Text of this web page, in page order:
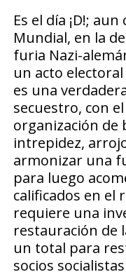
Es el día ¡D!;
Mundial, en la
furia Nazi-
un acto
es una
secuestro, con
organización de
intrepidez,
armonizar una
para luego
calificados en el
requiere una
restauración de
un total para
socios